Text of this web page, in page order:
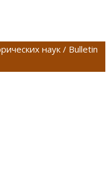
наук / Bulletin